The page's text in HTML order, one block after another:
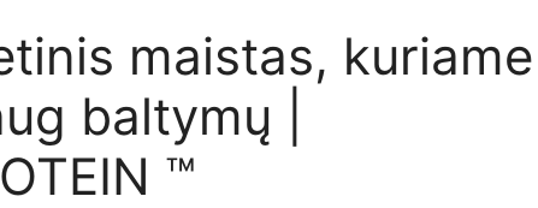
maistas, kuriame
baltymų |
™